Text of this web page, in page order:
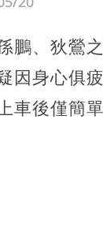
鵬、狄鶯
因身心俱
車後僅簡